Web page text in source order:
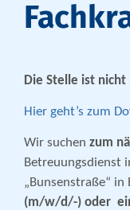
Die Stelle ist
Hier geht’s zum
Wir suchen zum
Betreuungsdienst
„Bunsenstraße“ in
(m/w/d/-) oder